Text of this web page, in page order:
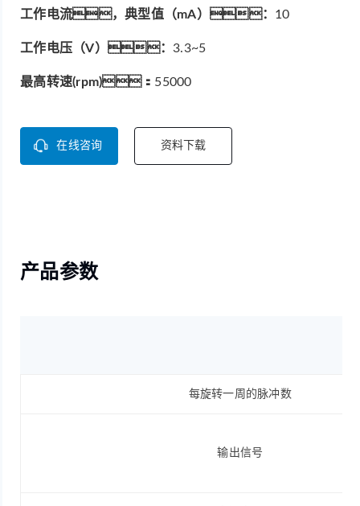
工作电流，典型值（mA）： 10
工作电压（V）：3.3~5
最高转速(rpm)： 55000
在线咨询 资料下载
产品参数
每旋转一周的脉冲数
输出信号